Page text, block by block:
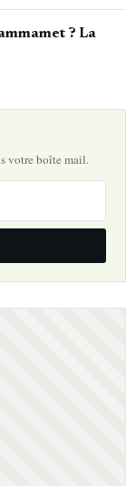
? La
votre boîte mail.